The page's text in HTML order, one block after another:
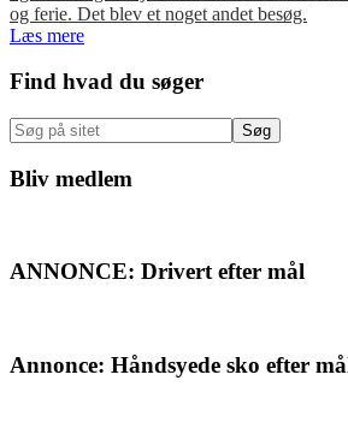
og ferie. Det blev et noget andet besøg.
Læs mere
Primær
Sidebar
Find hvad du søger
Søg
på
sitet
Bliv medlem
ANNONCE: Drivert efter mål
Annonce: Håndsyede sko efter